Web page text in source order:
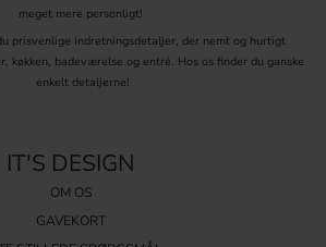
Vælg greb, der er komfortable at bruge, især
skabe.
Sørg for, at farverne og finishen på grebene
af køkkenindretningen for et enhedligt design.
meget mere personligt!
prisvenlige indretningsdetaljer, der nemt og hurtigt
køkken, badeværelse og entré. Hos os finder du ganske
enkelt detaljerne!
IT'S DESIGN
OM OS
GAVEKORT